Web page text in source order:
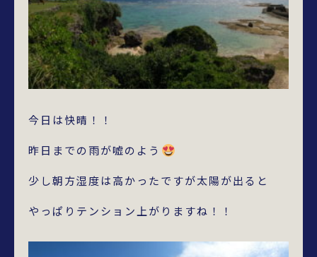
今日は快晴！！
昨日までの雨が嘘のよう
少し朝方湿度は高かったですが太陽が出ると
やっぱりテンション上がりますね！！